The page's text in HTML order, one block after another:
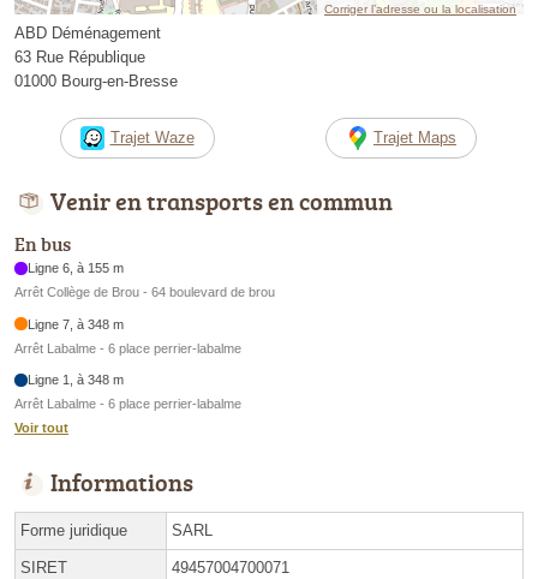
Corriger l’adresse ou la localisation
ABD Déménagement
63 Rue République
01000 Bourg-en-Bresse
Trajet Waze Trajet Maps
Venir en transports en commun
En bus
Ligne 6, à 155 m
Arrêt Collège de Brou - 64 boulevard de brou
Ligne 7, à 348 m
Arrêt Labalme - 6 place perrier-labalme
Ligne 1, à 348 m
Arrêt Labalme - 6 place perrier-labalme
Voir tout
Informations
Forme juridique SARL
SIRET 49457004700071